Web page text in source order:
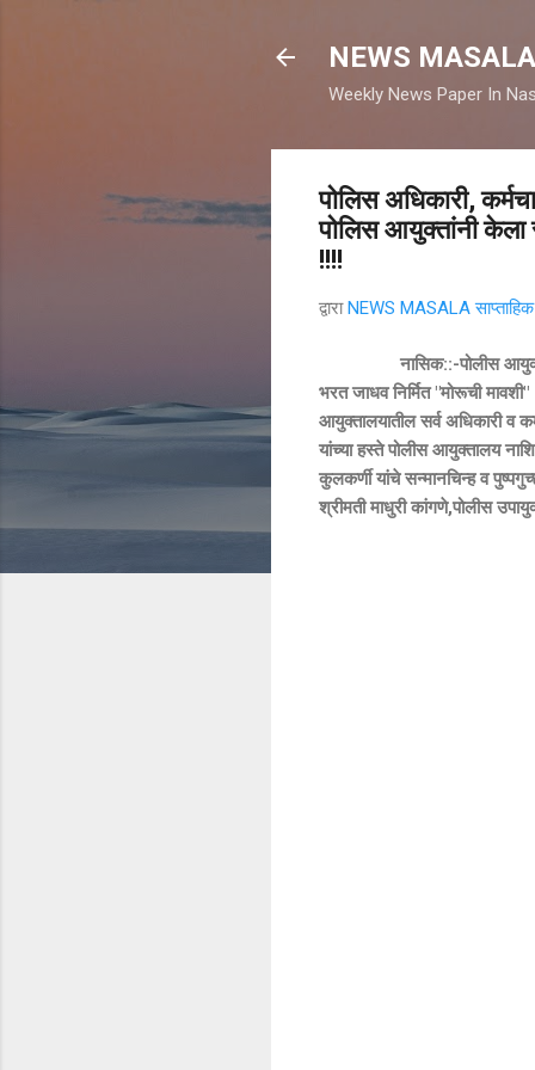
NEWS MASALA
Weekly News Paper In
पोलिस अधिकारी,
पोलिस आयुक्तांनी केला
!!!!
द्वाराNEWS MASALA
नासिक::-पोलीस आयुक्तालय
भरत जाधव निर्मित "मोरूची
आयुक्तालयातील सर्व अधिकारी व
यांच्या हस्ते पोलीस आयुक्तालय
कुलकर्णी यांचे सन्मानचिन्ह व
श्रीमती माधुरी कांगणे,पोलीस